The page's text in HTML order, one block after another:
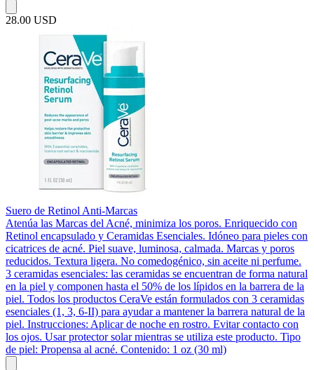
28.00 USD
Suero de Retinol Anti-Marcas
Atenúa las Marcas del Acné, minimiza los poros. Enriquecido con
Retinol encapsulado y Ceramidas Esenciales. Idóneo para pieles con
cicatrices de acné. Piel suave, luminosa, calmada. Marcas y poros
reducidos. Textura ligera. No comedogénico, sin aceite ni perfume.
3 ceramidas esenciales: las ceramidas se encuentran de forma natural
en la piel y componen hasta el 50% de los lípidos en la barrera de la
piel. Todos los productos CeraVe están formulados con 3 ceramidas
esenciales (1, 3, 6-II) para ayudar a mantener la barrera natural de la
piel. Instrucciones: Aplicar de noche en rostro. Evitar contacto con
los ojos. Usar protector solar mientras se utiliza este producto. Tipo
de piel: Propensa al acné. Contenido: 1 oz (30 ml)